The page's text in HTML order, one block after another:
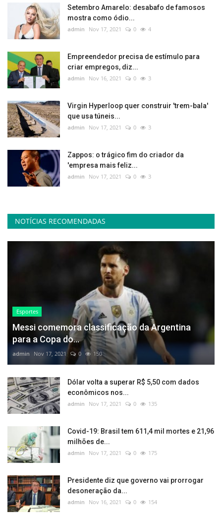
Setembro Amarelo: desabafo de famosos
mostra como ódio...
admin Nov 17, 2021 0 4
Empreendedor precisa de estímulo para
criar empregos, diz...
admin Nov 16, 2021 0 3
Virgin Hyperloop quer construir 'trem-bala'
que usa túneis...
admin Nov 17, 2021 0 3
Zappos: o trágico fim do criador da
'empresa mais feliz...
admin Nov 17, 2021 0 3
NOTÍCIAS RECOMENDADAS
Esportes
Messi comemora classificação da Argentina
para a Copa do...
admin Nov 17, 2021 0 150
Dólar volta a superar R$ 5,50 com dados
econômicos nos...
admin Nov 17, 2021 0 135
Covid-19: Brasil tem 611,4 mil mortes e 21,96
milhões de...
admin Nov 17, 2021 0 175
Presidente diz que governo vai prorrogar
desoneração da...
admin Nov 16, 2021 0 154